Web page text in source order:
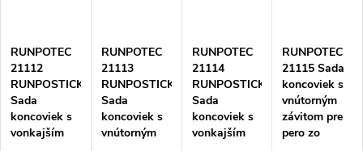
korózie,
plastový obal.
na opravu
poškodených...
na opravu
poškodených...
Náhradný diel
na opravu...
RUNPOTEC
21112
RUNPOSTICKS
Sada
koncoviek s
vonkajším
RUNPOTEC
21113
RUNPOSTICKS
Sada
koncoviek s
vnútorným
RUNPOTEC
21114
RUNPOSTICKS
Sada
koncoviek s
vonkajším
RUNPOTEC
21115 Sada
koncoviek s
vnútorným
závitom pre
pero zo